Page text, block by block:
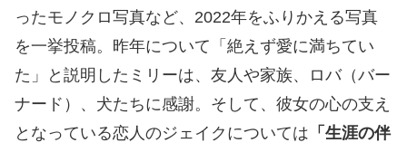
ったモノクロ写真など、2022年をふりかえる写真
を一挙投稿。昨年について「絶えず愛に満ちてい
た」と説明したミリーは、友人や家族、ロバ（バー
ナード）、犬たちに感謝。そして、彼女の心の支え
となっている恋人のジェイクについては 「生涯の伴